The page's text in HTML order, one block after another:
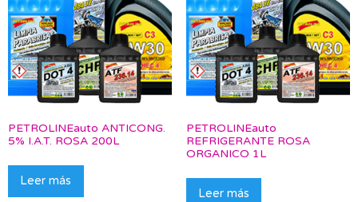
PETROLINEauto ANTICONG.
5% I.A.T. ROSA 200L
Leer más
PETROLINEauto
REFRIGERANTE ROSA
ORGANICO 1L
Leer más